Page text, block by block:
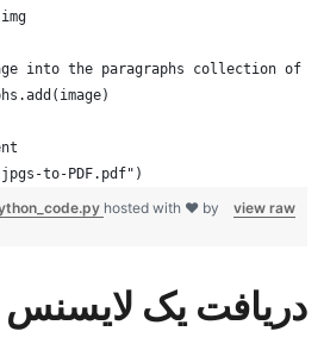
img
into the paragraphs collection of
jpgs-to-PDF.pdf")
view raw
hosted with ❤ by
دریافت یک لایسنس